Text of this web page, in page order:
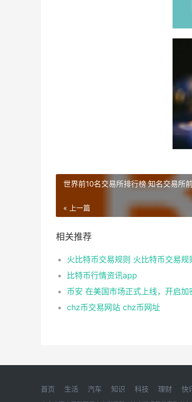
世界前10名交易所排行榜 知名交易所
« 上一篇
相关推荐
火比特币交易规则 火比特币交易规
比特币行情资讯app
chz币交易网站 chz币网址
首页 生活 汽车 知识 科技 理财 快